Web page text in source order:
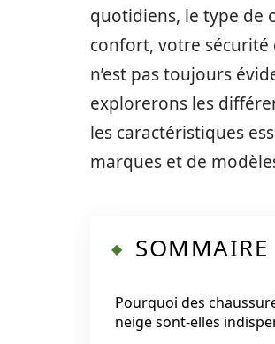
quotidiens, le type de
confort, votre sécurité
n’est pas toujours
explorerons les
les caractéristiques
marques et de
SOMMAIRE
Pourquoi des
neige sont-elles